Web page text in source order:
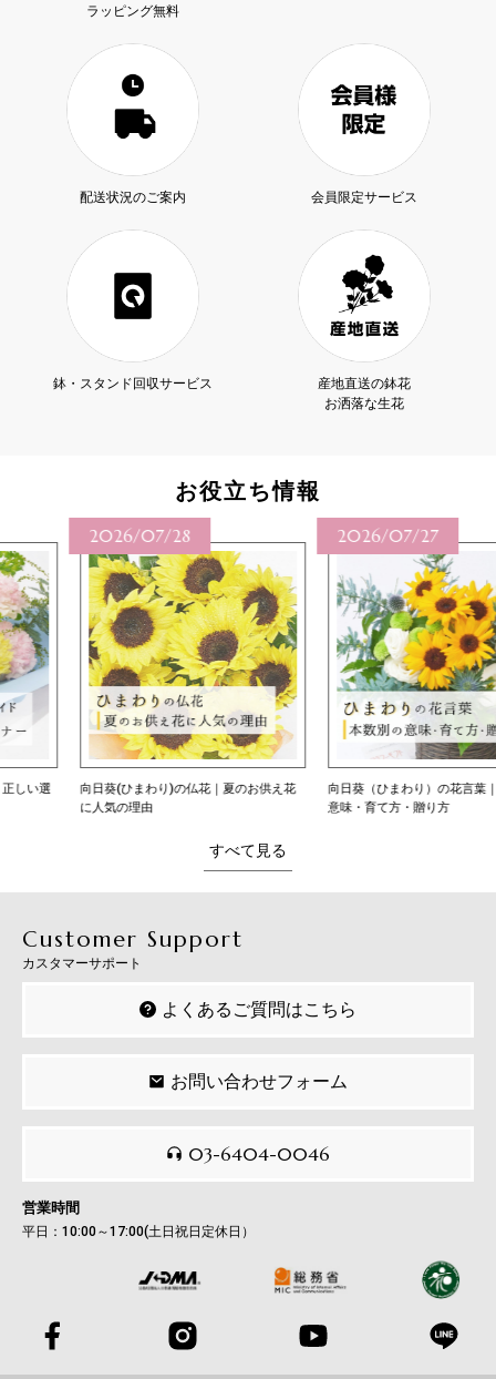
ラッピング無料
配送状況のご案内 会員限定サービス
鉢・スタンド回収サービス
産地直送の鉢花
お洒落な生花
お役立ち情報
2026/07/28
向日葵(ひまわり)の仏花｜夏のお供え花
に人気の理由
2026/07/27
向日葵（ひまわり）の花言葉｜本数別の
意味・育て方・贈り方
すべて見る
Customer Support
カスタマーサポート
よくあるご質問はこちら
お問い合わせフォーム
03-6404-0046
営業時間
平日：10:00～17:00(土日祝日定休日）